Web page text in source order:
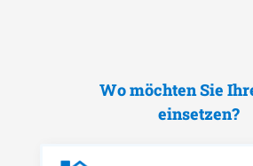
Wo möchten Sie
einsetzen?